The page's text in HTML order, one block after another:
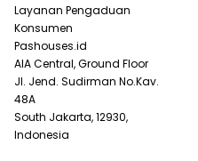
Layanan Pengaduan
Konsumen
Pashouses.id
AIA Central, Ground Floor
Jl. Jend. Sudirman No.Kav.
48A
South Jakarta, 12930,
Indonesia